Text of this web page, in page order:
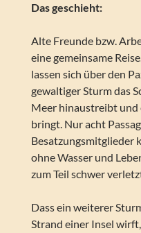
Das geschieht:
Alte Freunde bzw.
eine gemeinsame
lassen sich über den
gewaltiger Sturm das
Meer hinaustreibt und
bringt. Nur acht
Besatzungsmitglieder
ohne Wasser und
zum Teil schwer
Dass ein weiterer
Strand einer Insel